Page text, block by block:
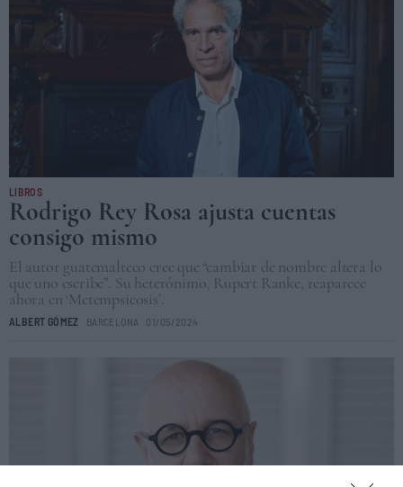
LIBROS
Rodrigo Rey Rosa ajusta cuentas
consigo mismo
El autor guatemalteco cree que “cambiar de nombre altera lo
que uno escribe”. Su heterónimo, Rupert Ranke, reaparece
ahora en ‘Metempsicosis’.
ALBERT GÓMEZ BARCELONA 01/05/2024